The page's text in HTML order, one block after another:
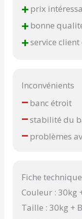
+ prix
+ bonne
+service client
Inconvénients
– banc étroit
–stabilité du
– problèmes
Fiche technique
Couleur : 30kg
Taille : 30kg +